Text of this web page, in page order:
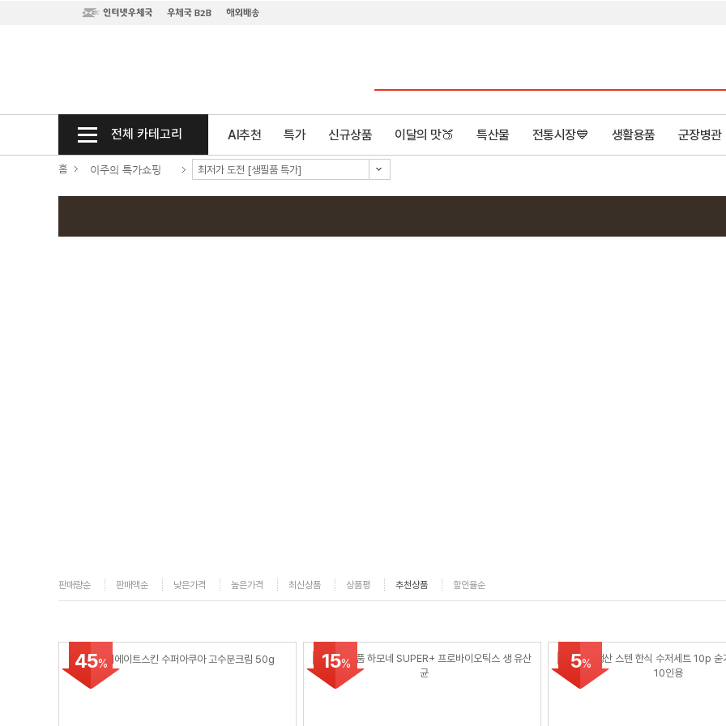
전체 카테고리 AI추천 특가 신규상품 이달의 맛🍑 특산물 전통시장💙 생활용품 군장병관
홈 이주의 특가쇼핑 최저가 도전 [생필품 특가]
판매량순 판매액순 낮은가격 높은가격 최신상품 상품평 추천상품 할인율순
45% 15% 5%